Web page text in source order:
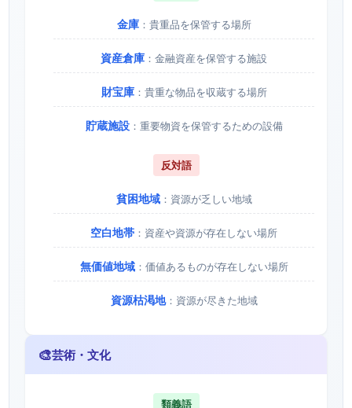
金庫：貴重品を保管する場所
資産倉庫 ：金融資産を保管する施設
財宝庫：貴重な物品を収蔵する場所
貯蔵施設：重要物資を保管するための設備
反対語
貧困地域：資源が乏しい地域
空白地帯 ：資産や資源が存在しない場所
無価値地域：価値あるものが存在しない場所
資源枯渇地：資源が尽きた地域
🎨芸術・文化
類義語